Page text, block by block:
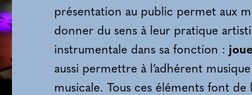
présentation au public permet aux
donner du sens à leur pratique
instrumentale dans sa fonction :
aussi permettre à l’adhérent
musicale. Tous ces éléments font